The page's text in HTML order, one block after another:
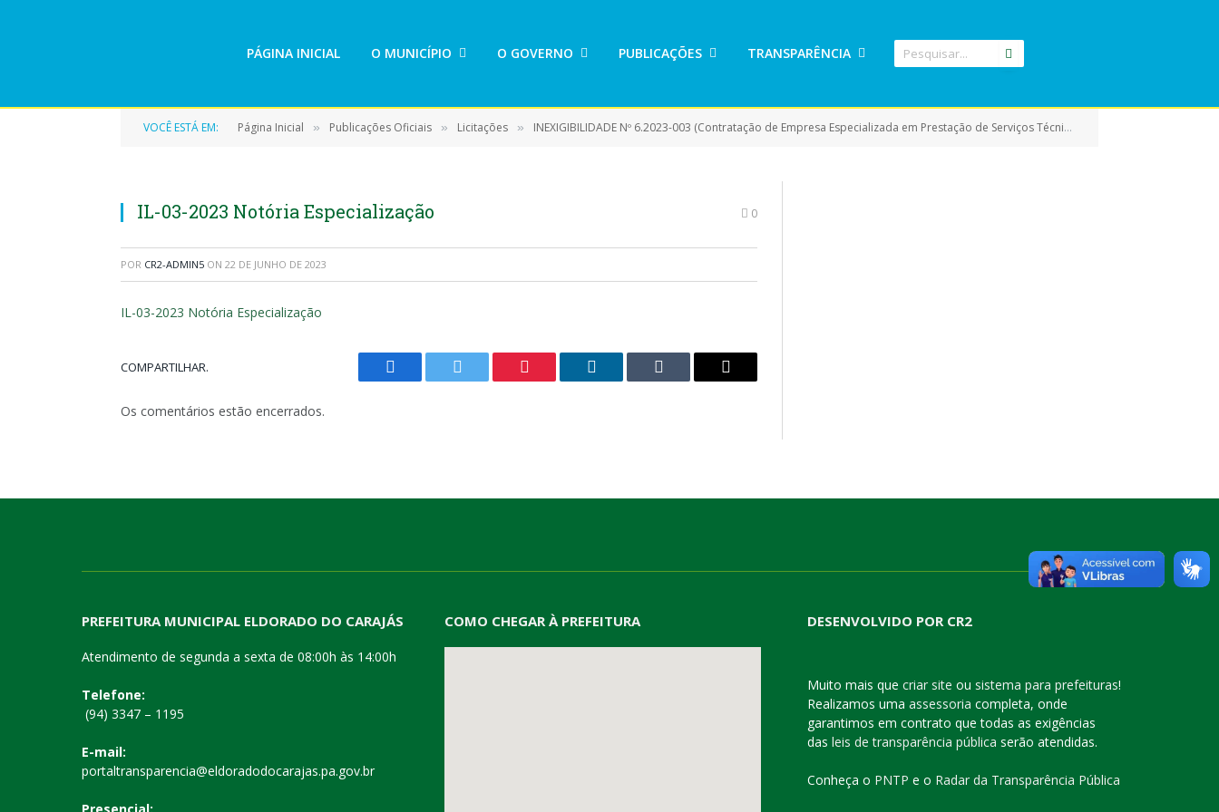
PÁGINA INICIAL O MUNICÍPIO O GOVERNO PUBLICAÇÕES TRANSPARÊNCIA
VOCÊ ESTÁ EM: Página Inicial » Publicações Oficiais » Licitações » INEXIGIBILIDADE Nº 6.2023-003 (Contratação de Empresa Especializada em Prestação de Serviços Técnicos Especializados em Consultoria e Assessoria na área tributária visando a orientação e acompanhamento das atribuições de fiscalização e cobranças referente ao imposto Territorial Rural (ITR))
IL-03-2023 Notória Especialização 0
POR CR2-ADMIN5 ON 22 DE JUNHO DE 2023
IL-03-2023 Notória Especialização
COMPARTILHAR.
Facebook Twitter Pinterest LinkedIn Tumblr
E-
Os comentários estão encerrados.
PREFEITURA MUNICIPAL ELDORADO DO CARAJÁS
Atendimento de segunda a sexta de 08:00h às 14:00h
Telefone:
(94) 3347 – 1195
E-mail:
portaltransparencia@eldoradodocarajas.pa.gov.br
COMO CHEGAR À PREFEITURA DESENVOLVIDO POR CR2
Muito mais que criar site ou sistema para prefeituras!
Realizamos uma assessoria completa, onde
garantimos em contrato que todas as exigências
das leis de transparência pública serão atendidas.
Conheça o PNTP e o Radar da Transparência Pública